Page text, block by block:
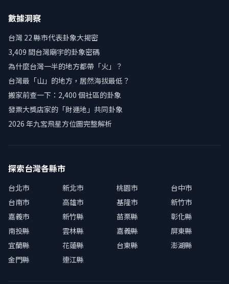
數據洞察
台灣 22 縣市代表卦象大揭密
3,409 間台灣廟宇的卦象密碼
為什麼台灣一半的地方都帶「火」？
台灣最「山」的地方，居然海拔最低？
搬家前查一下：2,400 個社區的卦象
發票大獎店家的「財運地」共同卦象
2026 年九宮飛星方位圖完整解析
探索台灣各縣市
台北市 新北市 桃園市
台中市
台南市
高雄市 基隆市
新竹市
嘉義市
新竹縣 苗栗縣
彰化縣
南投縣
雲林縣 嘉義縣
屏東縣
宜蘭縣
花蓮縣 台東縣
澎湖縣
金門縣
連江縣